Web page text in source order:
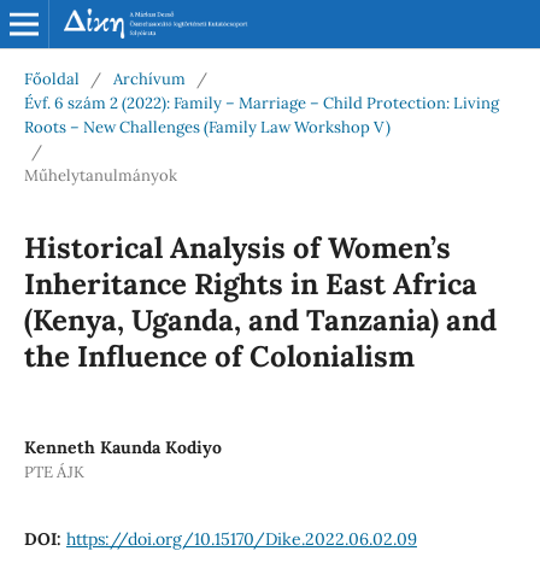
Főoldal / Archívum
/
Évf. 6 szám 2 (2022): Family – Marriage – Child Protection: Living
Roots – New Challenges (Family Law Workshop V)
/
Műhelytanulmányok
Historical Analysis of Women’s
Inheritance Rights in East Africa
(Kenya, Uganda, and Tanzania) and
the Influence of Colonialism
Kenneth Kaunda Kodiyo
PTE ÁJK
DOI: https://doi.org/10.15170/Dike.2022.06.02.09